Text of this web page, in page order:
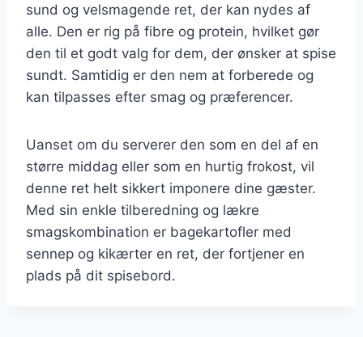
sund og velsmagende ret, der kan nydes af
alle. Den er rig på fibre og protein, hvilket gør
den til et godt valg for dem, der ønsker at spise
sundt. Samtidig er den nem at forberede og
kan tilpasses efter smag og præferencer.
Uanset om du serverer den som en del af en
større middag eller som en hurtig frokost, vil
denne ret helt sikkert imponere dine gæster.
Med sin enkle tilberedning og lækre
smagskombination er bagekartofler med
sennep og kikærter en ret, der fortjener en
plads på dit spisebord.